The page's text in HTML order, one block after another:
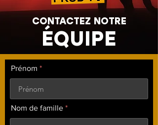
CONTACTEZ NOTRE
Prénom
Nom de famille
ÉQUIPE